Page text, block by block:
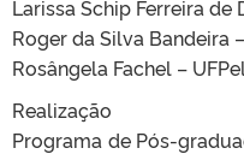
Larissa Schip Ferreira de
Roger da Silva Bandeira
Rosângela Fachel –
Realização
Programa de Pós-